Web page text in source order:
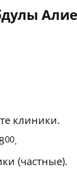
клиники.
00.
(частные).